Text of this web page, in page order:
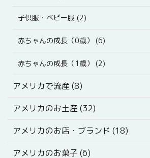
子供服・ベビー服 (2)
赤ちゃんの成長（0歳） (6)
赤ちゃんの成長（1歳） (2)
アメリカで流産 (8)
アメリカのお土産 (32)
アメリカのお店・ブランド (18)
アメリカのお菓子 (6)